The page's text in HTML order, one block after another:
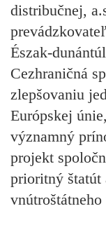
distribučnej,
Észak-
Cezhraničná
zlepšovaniu
Európskej
významný
projekt
prioritný štatút